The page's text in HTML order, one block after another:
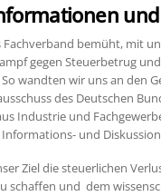
Fachverband bemüht, mit
gegen Steuerbetrug
wandten wir uns an den
des Deutschen
Industrie und
und
Ziel die steuerlichen
schaffen und dem